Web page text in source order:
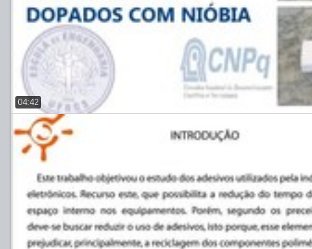
04:42